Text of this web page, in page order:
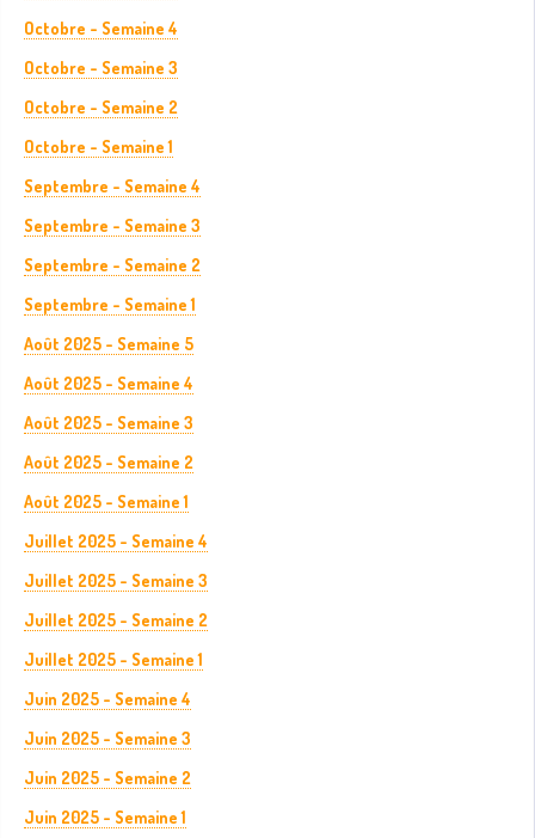
Octobre - Semaine 4
Octobre - Semaine 3
Octobre - Semaine 2
Octobre - Semaine 1
Septembre - Semaine 4
Septembre - Semaine 3
Septembre - Semaine 2
Septembre - Semaine 1
Août 2025 - Semaine 5
Août 2025 - Semaine 4
Août 2025 - Semaine 3
Août 2025 - Semaine 2
Août 2025 - Semaine 1
Juillet 2025 - Semaine 4
Juillet 2025 - Semaine 3
Juillet 2025 - Semaine 2
Juillet 2025 - Semaine 1
Juin 2025 - Semaine 4
Juin 2025 - Semaine 3
Juin 2025 - Semaine 2
Juin 2025 - Semaine 1